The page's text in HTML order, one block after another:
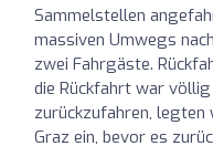
Sammelstellen
massiven Umwegs
zwei Fahrgäste.
die Rückfahrt war
zurückzufahren, legten
Graz ein, bevor es